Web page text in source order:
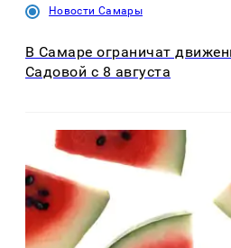
Новости Самары
В Самаре ограничат
Садовой с 8 августа